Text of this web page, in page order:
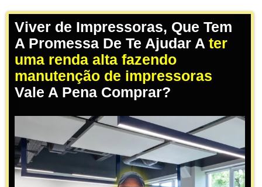
Viver de Impressoras, Que Tem
A Promessa De Te Ajudar A ter
uma renda alta fazendo
manutenção de impressoras
Vale A Pena Comprar?